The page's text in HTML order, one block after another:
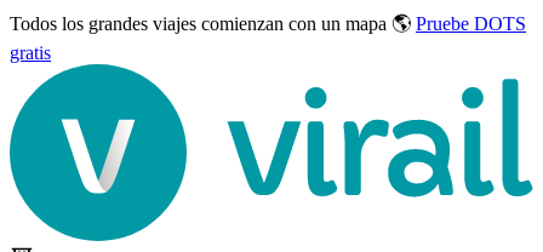
Todos los grandes viajes comienzan con un mapa 🌎 Pruebe DOTS
gratis